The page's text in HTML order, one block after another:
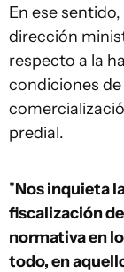
En ese
dirección
respecto a la
condiciones
predial.
"Nos inquieta
fiscalización
normativa en
todo, en